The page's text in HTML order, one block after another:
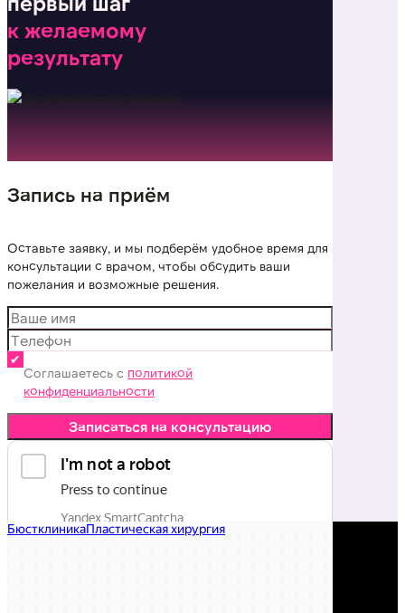
к желаемому
результату
Запись на приём
Оставьте заявку, и мы подберём удобное время для
консультации с врачом, чтобы обсудить ваши
пожелания и возможные решения.
Соглашаетесь с политикой
конфиденциальности
Записаться на консультацию